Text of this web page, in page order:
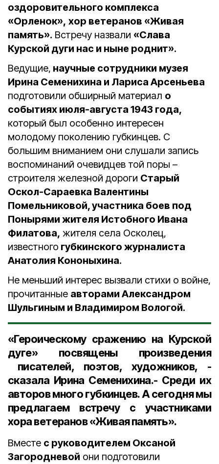
оздоровительного комплекса
«Орленок», хор ветеранов «Живая
память». Встречу назвали «Слава
Курской дуги нас и ныне роднит».
Ведущие, научные сотрудники музея
Ирина Семенихина и Лариса Арсеньева
подготовили обширный материал о
событиях июля-августа 1943 года,
который был особенно интересен
молодому поколению губкинцев. С
большим вниманием они слушали запись
воспоминаний очевидцев той поры –
строителя железной дороги Старый
Оскол-Сараевка Валентины
Помельниковой, участника боев под
Понырями жителя Истобного Ивана
Филатова, жителя села Осколец,
известного губкинского журналиста
Анатолия Кононыхина.
Не меньший интерес вызвали стихи о войне,
прочитанные авторами Александром
Шульгиным и Владимиром Вологой.
«Героическому сражению на Курской
дуге» посвящены произведения
писателей, поэтов, художников, -
сказала Ирина Семенихина.- Среди их
авторов много губкинцев. А сегодня мы
предлагаем встречу с участниками
хора ветеранов «Живая память».
Вместе с руководителем Оксаной
Загородневой они подготовили